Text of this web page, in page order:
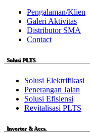
Pengalaman/Klien
Galeri Aktivitas
Distributor SMA
Contact
Solusi PLTS
Solusi Elektrifikasi
Penerangan Jalan
Solusi Efisiensi
Revitalisasi PLTS
Inverter & Accs.